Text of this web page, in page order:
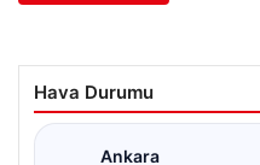
Hava Durumu
Ankara